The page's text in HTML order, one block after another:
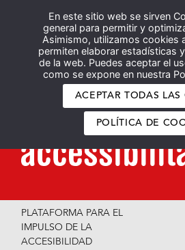
En este sitio web se sirven
general para permitir y
Asimismo, utilizamos cookies
permiten elaborar estadísticas
de la web. Puedes aceptar el
como se expone en nuestra
ACEPTAR TODAS LAS
POLÍTICA DE
PLATAFORMA PARA EL
IMPULSO DE LA
ACCESIBILIDAD